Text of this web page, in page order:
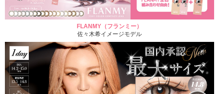
FLANMY（フランミー）
佐々木希イメージモデル